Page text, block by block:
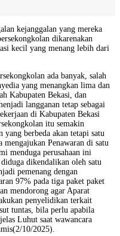
kejanggalan yang mereka
dikarenakan
kecil yang menang lebih dari
ada banyak, salah
yang menangkan lima dan
Kabupaten Bekasi, dan
langganan tetap sebagai
di Kabupaten Bekasi
itu semakin
yang berbeda akan tetapi satu
mengajukan Penawaran di satu
menduga perusahaan ini
dikendalikan oleh satu
pemenang dengan
97% pada tiga paket paket
mendorong agar Aparat
penyelidikan terkait
tuntas, bila perlu apabila
Luhut saat wawancara
10/2025).